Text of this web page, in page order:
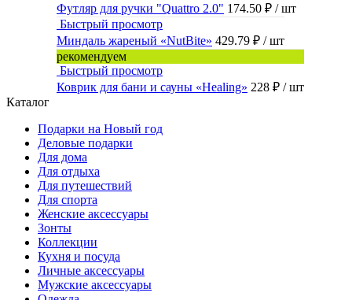
Футляр для ручки "Quattro 2.0" 174.50 ₽ / шт
Быстрый просмотр
Миндаль жареный «NutBite» 429.79 ₽ / шт
рекомендуем
Быстрый просмотр
Коврик для бани и сауны «Healing» 228 ₽ / шт
Каталог
Подарки на Новый год
Деловые подарки
Для дома
Для отдыха
Для путешествий
Для спорта
Женские аксессуары
Зонты
Коллекции
Кухня и посуда
Личные аксессуары
Мужские аксессуары